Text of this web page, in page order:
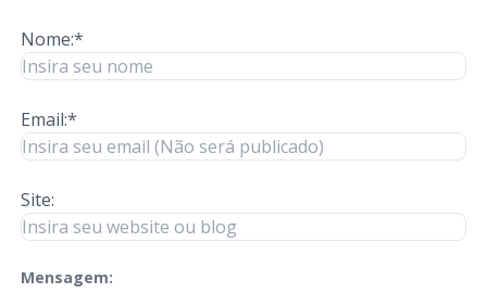
Nome:*
Email:*
Site:
Mensagem:
check-terms